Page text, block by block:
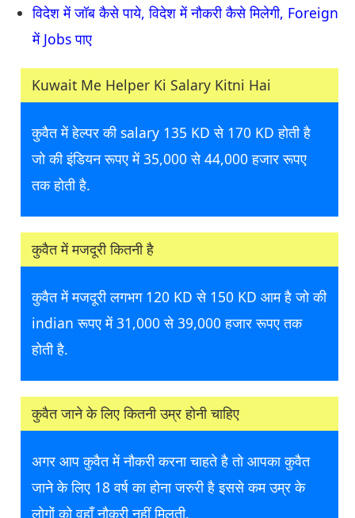
विदेश में जॉब कैसे पाये, विदेश में नौकरी कैसे मिलेगी, Foreign
में Jobs पाए
Kuwait Me Helper Ki Salary Kitni Hai
कुवैत में हेल्पर की salary 135 KD से 170 KD होती है
जो की इंडियन रूपए में 35,000 से 44,000 हजार रूपए
तक होती है.
कुवैत में मजदूरी कितनी है
कुवैत में मजदूरी लगभग 120 KD से 150 KD आम है जो की
indian रूपए में 31,000 से 39,000 हजार रूपए तक
होती है.
कुवैत जाने के लिए कितनी उम्र होनी चाहिए
अगर आप कुवैत में नौकरी करना चाहते है तो आपका कुवैत
जाने के लिए 18 वर्ष का होना जरुरी है इससे कम उम्र के
लोगों को वहाँ नौकरी नहीं मिलती.